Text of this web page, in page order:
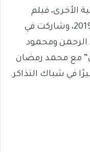
الأخرى، فيلم
“حملة فرعون” الذي عُرض في عام 2019، وشاركت في
ومحمود
مع محمد رمضان